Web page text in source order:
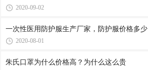
2020-09-02
一次性医用防护服生产厂家，防护服价格多少
2020-08-01
朱氏口罩为什么价格高？为什么这么贵